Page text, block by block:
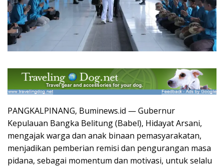
PANGKALPINANG, Buminews.id — Gubernur
Kepulauan Bangka Belitung (Babel), Hidayat Arsani,
mengajak warga dan anak binaan pemasyarakatan,
menjadikan pemberian remisi dan pengurangan masa
pidana, sebagai momentum dan motivasi, untuk selalu